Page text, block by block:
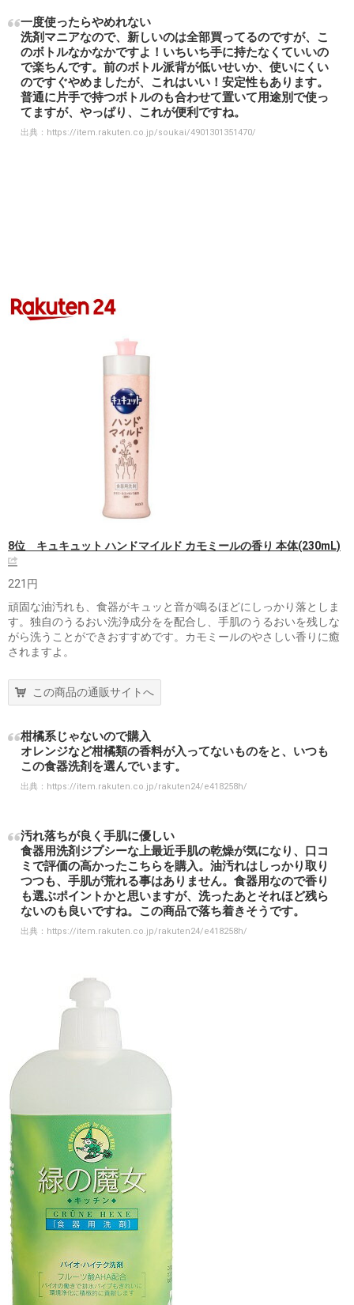
一度使ったらやめれない
洗剤マニアなので、新しいのは全部買ってるのですが、こ
のボトルなかなかですよ！いちいち手に持たなくていいの
で楽ちんです。前のボトル派背が低いせいか、使いにくい
のですぐやめましたが、これはいい！安定性もあります。
普通に片手で持つボトルのも合わせて置いて用途別で使っ
てますが、やっぱり、これが便利ですね。
出典： https://item.rakuten.co.jp/soukai/4901301351470/
8位 キュキュット ハンドマイルド カモミールの香り 本体(230mL)
221円
頑固な油汚れも、食器がキュッと音が鳴るほどにしっかり落としま
す。独自のうるおい洗浄成分をを配合し、手肌のうるおいを残しな
がら洗うことができおすすめです。カモミールのやさしい香りに癒
されますよ。
この商品の通販サイトへ
柑橘系じゃないので購入
オレンジなど柑橘類の香料が入ってないものをと、いつも
この食器洗剤を選んでいます。
出典： https://item.rakuten.co.jp/rakuten24/e418258h/
汚れ落ちが良く手肌に優しい
食器用洗剤ジプシーな上最近手肌の乾燥が気になり、口コ
ミで評価の高かったこちらを購入。油汚れはしっかり取り
つつも、手肌が荒れる事はありません。食器用なので香り
も選ぶポイントかと思いますが、洗ったあとそれほど残ら
ないのも良いですね。この商品で落ち着きそうです。
出典： https://item.rakuten.co.jp/rakuten24/e418258h/